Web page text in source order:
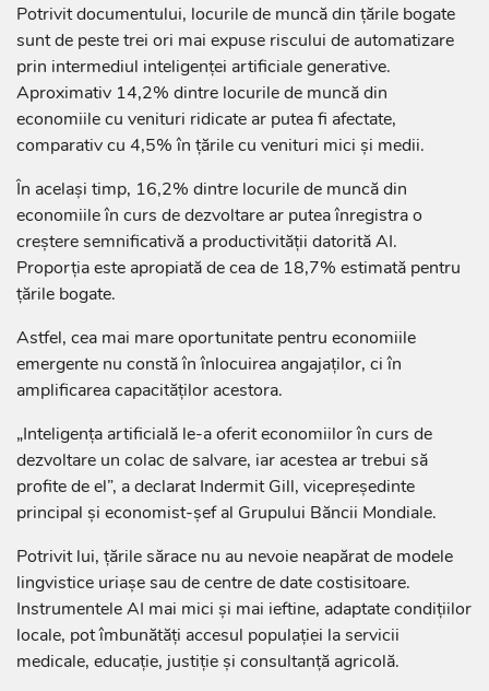
Potrivit documentului, locurile de muncă din țările bogate
sunt de peste trei ori mai expuse riscului de automatizare
prin intermediul inteligenței artificiale generative.
Aproximativ 14,2% dintre locurile de muncă din
economiile cu venituri ridicate ar putea fi afectate,
comparativ cu 4,5% în țările cu venituri mici și medii.
În același timp, 16,2% dintre locurile de muncă din
economiile în curs de dezvoltare ar putea înregistra o
creștere semnificativă a productivității datorită AI.
Proporția este apropiată de cea de 18,7% estimată pentru
țările bogate.
Astfel, cea mai mare oportunitate pentru economiile
emergente nu constă în înlocuirea angajaților, ci în
amplificarea capacităților acestora.
„Inteligența artificială le-a oferit economiilor în curs de
dezvoltare un colac de salvare, iar acestea ar trebui să
profite de el”, a declarat Indermit Gill, vicepreședinte
principal și economist-șef al Grupului Băncii Mondiale.
Potrivit lui, țările sărace nu au nevoie neapărat de modele
lingvistice uriașe sau de centre de date costisitoare.
Instrumentele AI mai mici și mai ieftine, adaptate condițiilor
locale, pot îmbunătăți accesul populației la servicii
medicale, educație, justiție și consultanță agricolă.